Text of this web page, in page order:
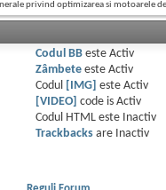
privind optimizarea si motoarele
Codul BBeste Activ
Zâmbeteeste Activ
Codul
[IMG] este Activ
[VIDEO]
code is Activ
Codul HTML este
Inactiv
Trackbacksare
Inactiv